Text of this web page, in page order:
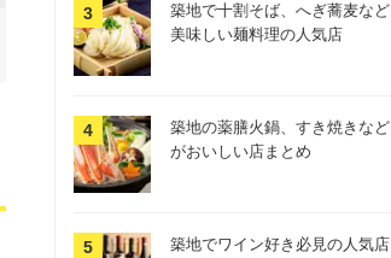
築地で十割そば、へぎ蕎麦など
美味しい麺料理の人気店
築地の薬膳火鍋、すき焼きなど
がおいしい店まとめ
築地でワイン好き必見の人気店